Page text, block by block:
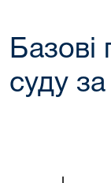
Базові
суду за